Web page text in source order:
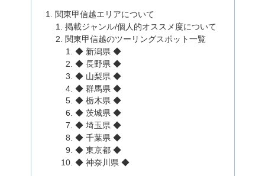
関東甲信越エリアについて
掲載ジャンル/個人的オススメ度について
関東甲信越のツーリングスポット一覧
◆ 新潟県 ◆
◆ 長野県 ◆
◆ 山梨県 ◆
◆ 群馬県 ◆
◆ 栃木県 ◆
◆ 茨城県 ◆
◆ 埼玉県 ◆
◆ 千葉県 ◆
◆ 東京都 ◆
◆ 神奈川県 ◆